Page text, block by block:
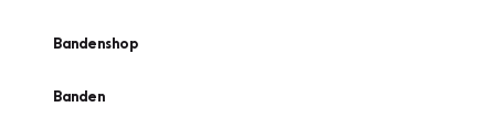
Bandenshop
Banden